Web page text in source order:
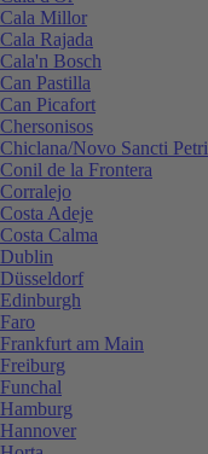
Cala Millor
Cala Rajada
Cala'n Bosch
Can Pastilla
Can Picafort
Chersonisos
Chiclana/Novo Sancti Petri
Conil de la Frontera
Corralejo
Costa Adeje
Costa Calma
Dublin
Düsseldorf
Edinburgh
Faro
Frankfurt am Main
Freiburg
Funchal
Hamburg
Hannover